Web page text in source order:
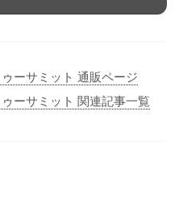
ーサミット 通販ページ
ーサミット 関連記事一覧